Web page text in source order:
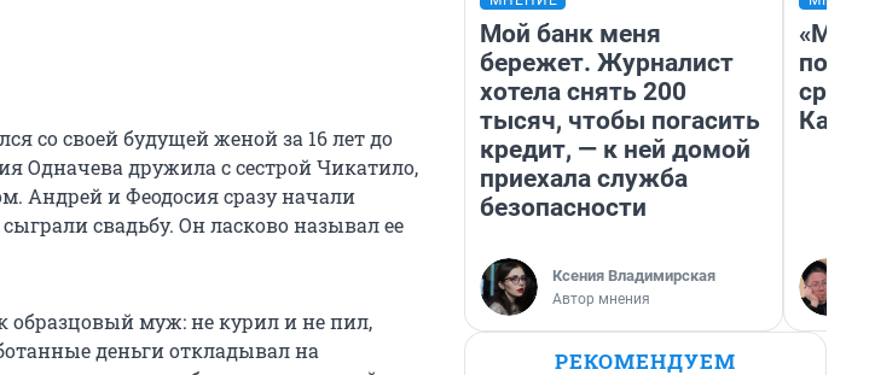
со своей будущей женой за 16 лет до
Одначева дружила с сестрой Чикатило,
Андрей и Феодосия сразу начали
свадьбу. Он ласково называл ее
образцовый муж: не курил и не пил,
деньги откладывал на
Мой банк меня
бережет. Журналист
хотела снять 200
тысяч, чтобы погасить
кредит, — к ней домой
приехала служба
безопасности
Ксения Владимирская
Автор мнения
РЕКОМЕНДУЕМ